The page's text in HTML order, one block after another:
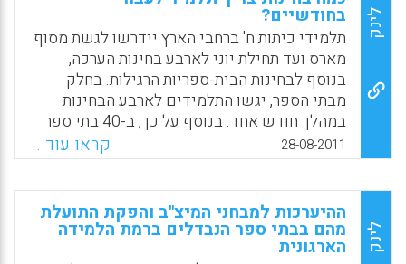
שמעליו, וכל כובד המשקל הזה מונח על כתפיהם
הצרות של התלמידים ( נורית קנטי) .
WhatsApp
Facebook
Email
X
לינק בחודשיים?
תלמידי כיתות ח' ברחבי הארץ יידרשו לגשת מסוף
מארס ועד תחילת יוני לארבע בחינות הערכה,
בנוסף לבחינות הבית-ספריות הרגילות. בחלק
מבתי הספר, יגשו התלמידים לארבע הבחינות
במהלך חודש אחד. בנוסף על כך, ב-40 בתי ספר
יידרשו תלמידים לגשת לבחינה בינלאומית
נוספת. בעוד שבאופן רשמי מנחה משרד החינוך
את בתי הספר שלא להקדיש את זמן ההוראה
להכנה למבחנים הארציים והבינלאומיים, הלחץ
שבו נתונים המנהלים והמורים, שיכולותיהם
נמדדות באמצעות מבדקים אלה, גורם להם
28-08-2011 קראו עוד...
לינק
ההיערכות למבחני המיצ"ב והפקת התועלת
מהם בבתי ספר הנבדלים ברמת הלמידה
הארגונית